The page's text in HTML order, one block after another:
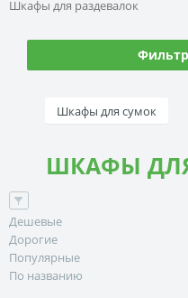
Шкафы для раздевалок
Шкафы для сумок
ШКАФЫ
Дешевые
Дорогие
Популярные
По названию